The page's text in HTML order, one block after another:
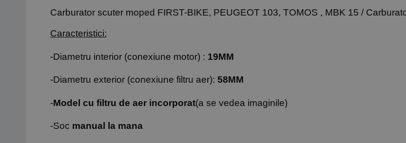
Carburator scuter moped FIRST-BIKE, PEUGEOT 103, TOMOS , MBK 15 /
Caracteristici:
-Diametru interior (conexiune motor) : 19MM
-Diametru exterior (conexiune filtru aer): 58MM
-Model cu filtru de aer incorporat(a se vedea imaginile)
-Soc manual la mana